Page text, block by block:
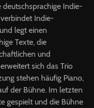
deutschsprachige Indie-
Indie-
legt einen
Texte, die
und
sich das Trio
stehen häufig Piano,
der Bühne. Im letzten
gespielt und die Bühne